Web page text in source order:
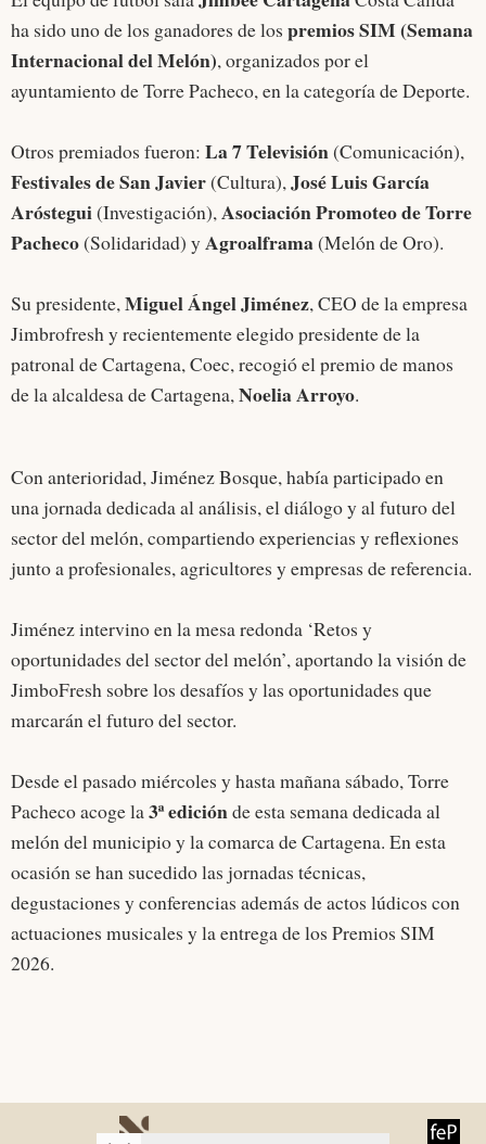
ha sido uno de los ganadores de los premios SIM (Semana
Internacional del Melón), organizados por el
ayuntamiento de Torre Pacheco, en la categoría de Deporte.
Otros premiados fueron: La 7 Televisión(Comunicación),
Festivales de San Javier(Cultura),José Luis García
Aróstegui(Investigación),Asociación Promoteo de Torre
Pacheco(Solidaridad) yAgroalframa(Melón de Oro).
Su presidente,Miguel Ángel Jiménez, CEO de la empresa
Jimbrofresh y recientemente elegido presidente de la
patronal de Cartagena, Coec, recogió el premio de manos
de la alcaldesa de Cartagena,Noelia Arroyo.
Con anterioridad, Jiménez Bosque, había participado en
una jornada dedicada al análisis, el diálogo y al futuro del
sector del melón, compartiendo experiencias y reflexiones
junto a profesionales, agricultores y empresas de referencia.
Jiménez intervino en la mesa redonda ‘Retos y
oportunidades del sector del melón’, aportando la visión de
JimboFresh sobre los desafíos y las oportunidades que
marcarán el futuro del sector.
Desde el pasado miércoles y hasta mañana sábado, Torre
Pacheco acoge la3ª ediciónde esta semana dedicada al
melón del municipio y la comarca de Cartagena. En esta
ocasión se han sucedido las jornadas técnicas,
degustaciones y conferencias además de actos lúdicos con
actuaciones musicales y la entrega de los Premios SIM
2026.